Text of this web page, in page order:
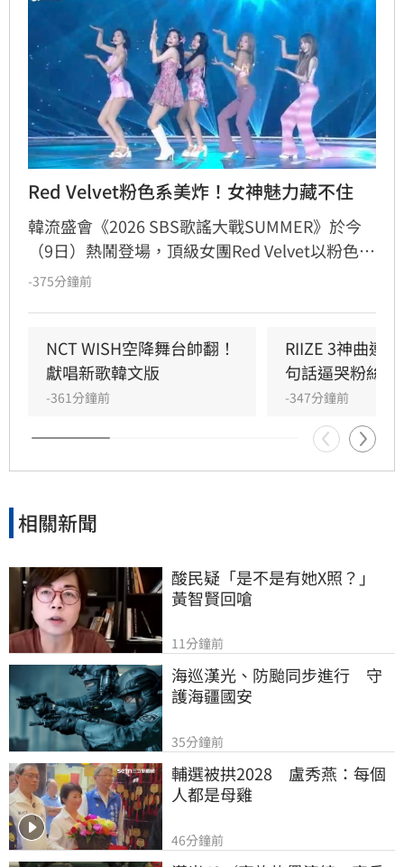
Red Velvet粉色系美炸！女神魅力藏不住
韓流盛會《2026 SBS歌謠大戰SUMMER》於今
（9日）熱鬧登場，頂級女團Red Velvet以粉色系
精緻造型驚艷亮相，展現夏日女王強大氣場。此
House Groove巧妙融合，曲風清爽且具質感。
成員們以優雅且帶有度假感的舞蹈動作，完美詮
釋歌曲的波浪律動，將夏日氛圍推向最高點。儘
管僅演出單曲，Red Velvet仍憑藉成熟且活潑的
舞台魅力，成功吸引全場目光，為粉絲帶來一場
視覺與聽覺的夏日饗宴。
-375分鐘前
NCT WISH空降舞台帥翻！
獻唱新歌韓文版
-361分鐘前
RIIZE 3神曲連
句話逼哭粉絲
-347分鐘前
相關新聞
酸民疑「是不是有她X照？」
黃智賢回嗆
11分鐘前
海巡漢光、防颱同步進行　守
護海疆國安
35分鐘前
輔選被拱2028　盧秀燕：每個
人都是母雞
46分鐘前